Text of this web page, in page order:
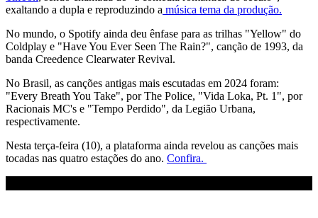
exaltando a dupla e reproduzindo a música tema da produção.
No mundo, o Spotify ainda deu ênfase para as trilhas "Yellow" do
Coldplay e "Have You Ever Seen The Rain?", canção de 1993, da
banda Creedence Clearwater Revival.
No Brasil, as canções antigas mais escutadas em 2024 foram:
"Every Breath You Take", por The Police, "Vida Loka, Pt. 1", por
Racionais MC's e "Tempo Perdido", da Legião Urbana,
respectivamente.
Nesta terça-feira (10), a plataforma ainda revelou as canções mais
tocadas nas quatro estações do ano. Confira.